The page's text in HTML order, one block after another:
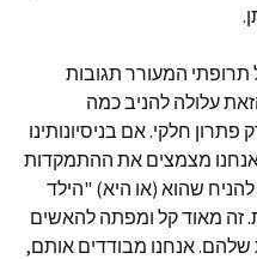
המעורר תגובות
עלולה להניב כמה
חלקי. אם בניסיונותינו
מצמצים את ההתמקדות
להניח שהוא (או היא) "הילד
זה מאוד קל ומפתה להאשים
שלהם. אנחנו מבודדים אותם,